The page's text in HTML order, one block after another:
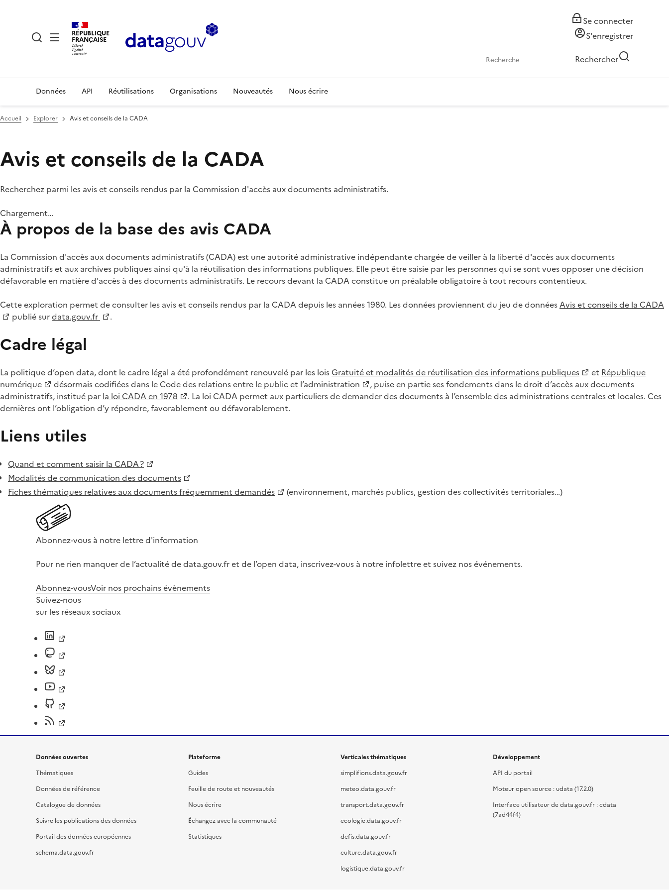
RÉPUBLIQUE
FRANÇAISE
Se connecter
S'enregistrer
Rechercher
Données API Réutilisations Organisations Nouveautés Nous écrire
Accueil Explorer Avis et conseils de la CADA
Avis et conseils de la CADA
Recherchez parmi les avis et conseils rendus par la Commission d'accès aux documents administratifs.
Chargement…
À propos de la base des avis CADA
La Commission d'accès aux documents administratifs (CADA) est une autorité administrative indépendante chargée de veiller à la liberté d'accès aux documents
administratifs et aux archives publiques ainsi qu'à la réutilisation des informations publiques. Elle peut être saisie par les personnes qui se sont vues opposer une décision
défavorable en matière d'accès à des documents administratifs. Le recours devant la CADA constitue un préalable obligatoire à tout recours contentieux.
Cette exploration permet de consulter les avis et conseils rendus par la CADA depuis les années 1980. Les données proviennent du jeu de donnéesAvis et conseils de la CADA
publié surdata.gouv.fr .
Cadre légal
La politique d’open data, dont le cadre légal a été profondément renouvelé par les loisGratuité et modalités de réutilisation des informations publiques et République
numérique
désormais codifiées dans le Code des relations entre le public et l’administration
, puise en partie ses fondements dans le droit d’accès aux documents
administratifs, institué par la loi CADA en 1978
. La loi CADA permet aux particuliers de demander des documents à l’ensemble des administrations centrales et locales. Ces
dernières ont l’obligation d’y répondre, favorablement ou défavorablement.
Liens utiles
Quand et comment saisir la CADA ?
Modalités de communication des documents
Fiches thématiques relatives aux documents fréquemment demandés
(environnement, marchés publics, gestion des collectivités territoriales…)
Abonnez-vous à notre lettre d'information
Pour ne rien manquer de l’actualité de data.gouv.fr et de l’open data, inscrivez-vous à notre infolettre et suivez nos événements.
Abonnez-vousVoir nos prochains évènements
Suivez-nous
sur les réseaux sociaux
Données ouvertes
Thématiques
Données de référence
Catalogue de données
Suivre les publications des données
Portail des données européennes
schema.data.gouv.fr
Plateforme
Guides
Feuille de route et nouveautés
Nous écrire
Échangez avec la communauté
Statistiques
Verticales thématiques
simplifions.data.gouv.fr
meteo.data.gouv.fr
transport.data.gouv.fr
ecologie.data.gouv.fr
defis.data.gouv.fr
culture.data.gouv.fr
logistique.data.gouv.fr
Développement
API du portail
Moteur open source : udata (17.2.0)
Interface utilisateur de data.gouv.fr : cdata
(7ad44f4)